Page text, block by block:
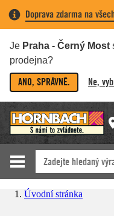
Doprava zdarma na
Je Praha - Černý Most
prodejna?
ANO, SPRÁVNĚ. Ne,
Úvodní stránka